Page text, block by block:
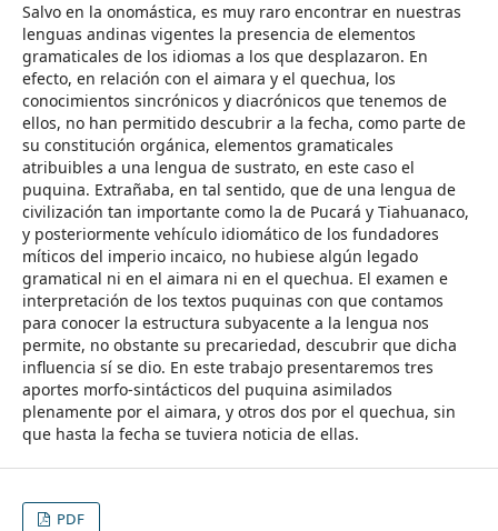
Salvo en la onomástica, es muy raro encontrar en nuestras
lenguas andinas vigentes la presencia de elementos
gramaticales de los idiomas a los que desplazaron. En
efecto, en relación con el aimara y el quechua, los
conocimientos sincrónicos y diacrónicos que tenemos de
ellos, no han permitido descubrir a la fecha, como parte de
su constitución orgánica, elementos gramaticales
atribuibles a una lengua de sustrato, en este caso el
puquina. Extrañaba, en tal sentido, que de una lengua de
civilización tan importante como la de Pucará y Tiahuanaco,
y posteriormente vehículo idiomático de los fundadores
míticos del imperio incaico, no hubiese algún legado
gramatical ni en el aimara ni en el quechua. El examen e
interpretación de los textos puquinas con que contamos
para conocer la estructura subyacente a la lengua nos
permite, no obstante su precariedad, descubrir que dicha
influencia sí se dio. En este trabajo presentaremos tres
aportes morfo-sintácticos del puquina asimilados
plenamente por el aimara, y otros dos por el quechua, sin
que hasta la fecha se tuviera noticia de ellas.
PDF